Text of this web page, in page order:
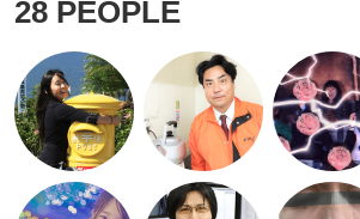
28 PEOPLE